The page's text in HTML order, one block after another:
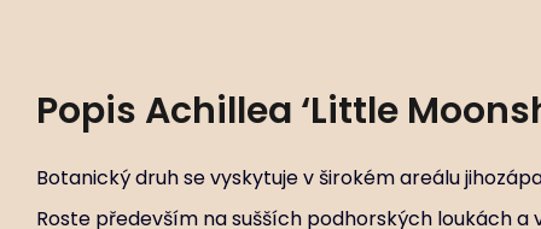
Popis Achillea ‘Little
Botanický druh se vyskytuje v širokém areálu
Roste především na sušších podhorských loukách a